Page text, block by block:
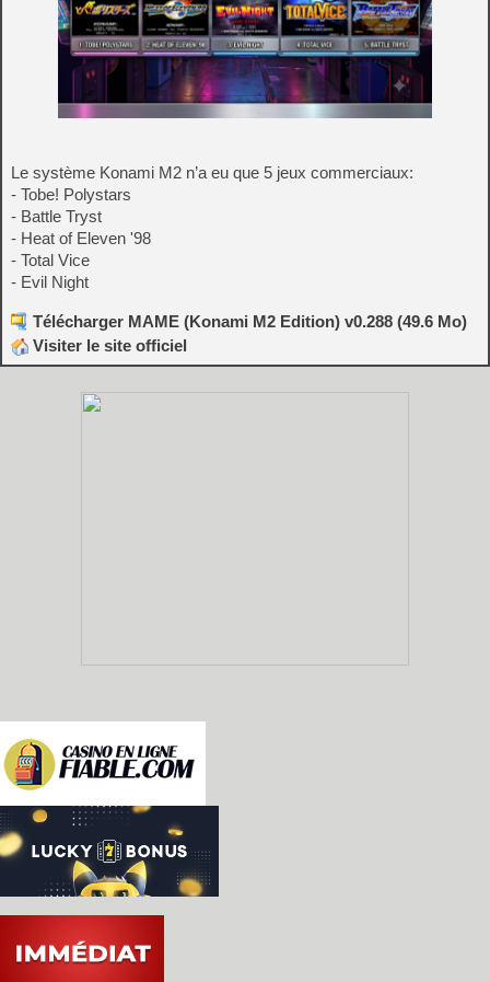
Le système Konami M2 n’a eu que 5 jeux commerciaux:
- Tobe! Polystars
- Battle Tryst
- Heat of Eleven '98
- Total Vice
- Evil Night
Télécharger MAME (Konami M2 Edition) v0.288 (49.6 Mo)
Visiter le site officiel